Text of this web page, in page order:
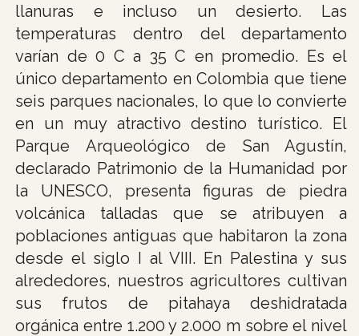
llanuras e incluso un desierto. Las
temperaturas dentro del departamento
varían de 0 C a 35 C en promedio. Es el
único departamento en Colombia que tiene
seis parques nacionales, lo que lo convierte
en un muy atractivo destino turístico. El
Parque Arqueológico de San Agustín,
declarado Patrimonio de la Humanidad por
la UNESCO, presenta figuras de piedra
volcánica talladas que se atribuyen a
poblaciones antiguas que habitaron la zona
desde el siglo I al VIII. En Palestina y sus
alrededores, nuestros agricultores cultivan
sus frutos de pitahaya deshidratada
orgánica entre 1.200 y 2.000 m sobre el nivel